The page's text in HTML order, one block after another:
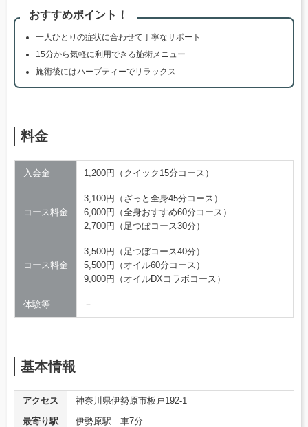
おすすめポイント！
一人ひとりの症状に合わせて丁寧なサポート
15分から気軽に利用できる施術メニュー
施術後にはハーブティーでリラックス
料金
入会金 1,200円（クイック15分コース）
コース料金
3,100円（ざっと全身45分コース）
6,000円（全身おすすめ60分コース）
2,700円（足つぼコース30分）
コース料金
3,500円（足つぼコース40分）
5,500円（オイル60分コース）
9,000円（オイルDXコラボコース）
体験等 －
基本情報
アクセス
神奈川県伊勢原市板戸192-1
最寄り駅
伊勢原駅 車7分